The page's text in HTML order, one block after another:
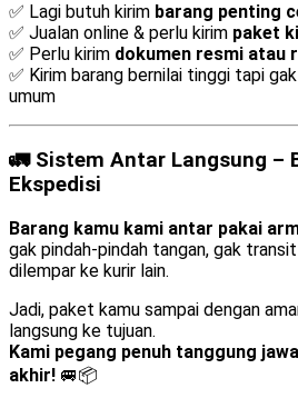
✅ Lagi butuh kirim barang penting
✅ Jualan online & perlu kirim paket
✅ Perlu kirim dokumen resmi atau
✅ Kirim barang bernilai tinggi tapi
umum
🚛 Sistem Antar Langsung –
Ekspedisi
Barang kamu kami antar pakai
gak pindah-pindah tangan, gak
dilempar ke kurir lain.
Jadi, paket kamu sampai dengan
langsung ke tujuan.
Kami pegang penuh tanggung
akhir! 🚐📦